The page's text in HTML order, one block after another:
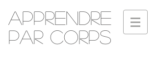
Apprendre
par corps